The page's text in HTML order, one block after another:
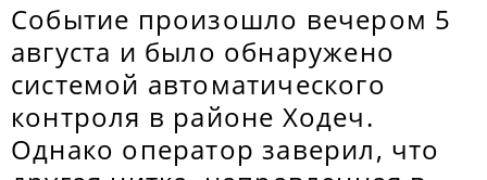
Событие произошло вечером 5
августа и было обнаружено
системой автоматического
контроля в районе Ходеч.
Однако оператор заверил, что